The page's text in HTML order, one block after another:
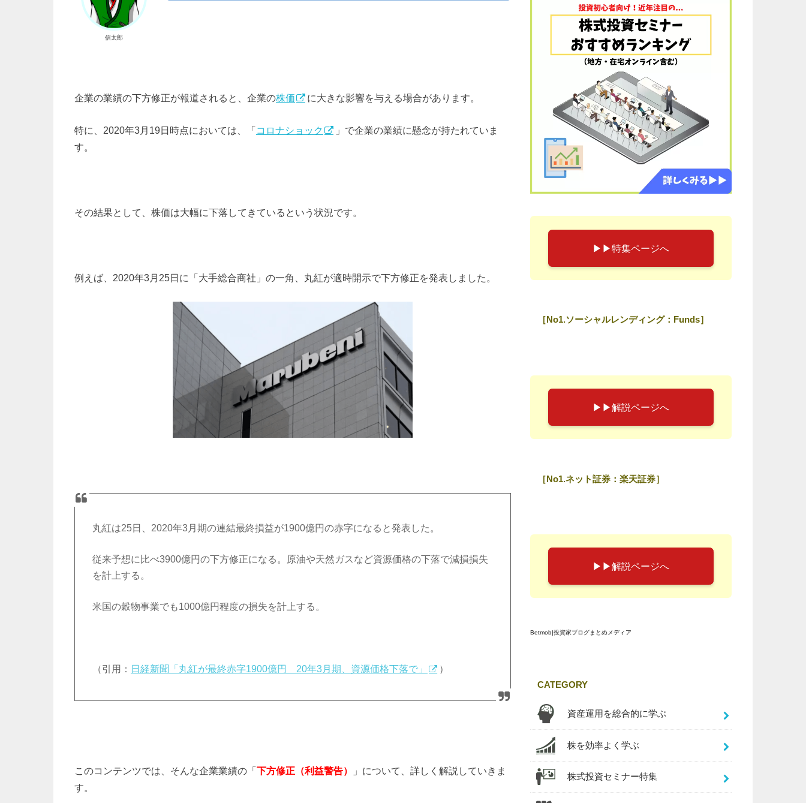
信太郎
企業の業績の下方修正が報道されると、企業の株価 に大きな影響を与える場合があります。
特に、2020年3月19日時点においては、「コロナショック
」で企業の業績に懸念が持たれていま
す。
その結果として、株価は大幅に下落してきているという状況です。
例えば、2020年3月25日に「大手総合商社」の一角、丸紅が適時開示で下方修正を発表しました。
丸紅は25日、2020年3月期の連結最終損益が1900億円の赤字になると発表した。
従来予想に比べ3900億円の下方修正になる。原油や天然ガスなど資源価格の下落で減損損失
を計上する。
米国の穀物事業でも1000億円程度の損失を計上する。
（引用： 日経新聞「丸紅が最終赤字1900億円 20年3月期、資源価格下落で」 ）
このコンテンツでは、そんな企業業績の「下方修正（利益警告）
」について、詳しく解説していきま
す。
▶︎▶︎特集ページへ
［No1.ソーシャルレンディング：Funds］
▶︎▶︎解説ページへ
［No1.ネット証券：楽天証券］
▶︎▶︎解説ページへ
Betmob|投資家ブログまとめメディア
CATEGORY
資産運用を総合的に学ぶ
株を効率よく学ぶ
株式投資セミナー特集